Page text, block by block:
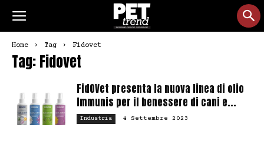
Home Tag Fidovet
Tag: Fidovet
FidOVet presenta la nuova linea di olio
Immunis per il benessere di cani e...
Industria 4 Settembre 2023